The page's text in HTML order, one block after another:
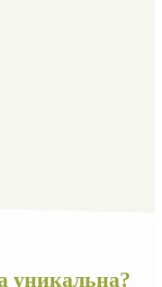
уникальна?